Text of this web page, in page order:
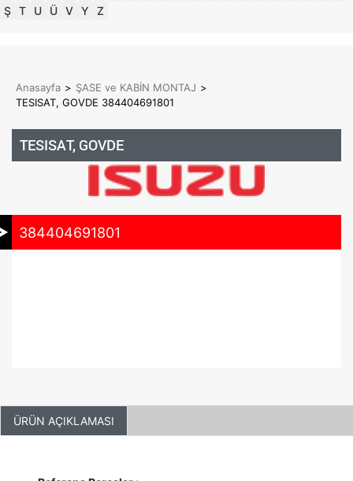
Ş T U Ü V Y Z
Anasayfa > ŞASE ve KABİN MONTAJ >
TESISAT, GOVDE 384404691801
TESISAT, GOVDE
384404691801
ÜRÜN AÇIKLAMASI